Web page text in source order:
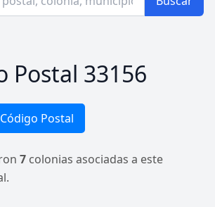
Postal 33156
Postal
7 colonias asociadas a este